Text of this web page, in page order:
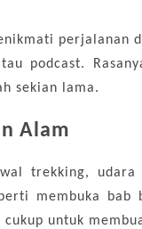
perjalanan
podcast.
sekian lama.
Alam
trekking, udara
membuka bab
untuk